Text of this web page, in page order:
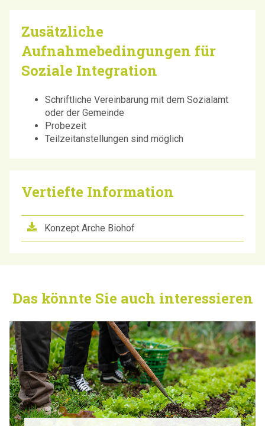
Zusätzliche
Aufnahmebedingungen für
Soziale Integration
Schriftliche Vereinbarung mit dem Sozialamt
oder der Gemeinde
Probezeit
Teilzeitanstellungen sind möglich
Vertiefte Information
Konzept Arche Biohof
Das könnte Sie auch interessieren